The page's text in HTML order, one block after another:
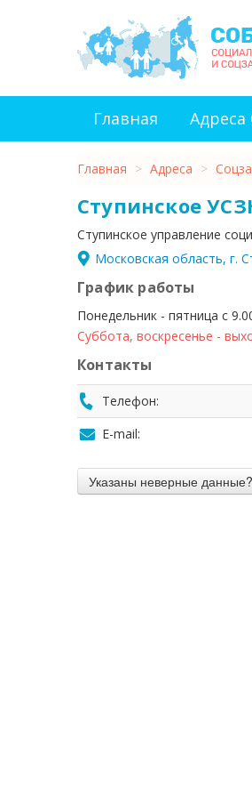
Главная Адреса
Главная > Адреса >
Ступинское
Ступинское управление
Московская область, г.
График работы
Понедельник - пятница с
Суббота, воскресенье -
Контакты
Телефон:
E-mail: